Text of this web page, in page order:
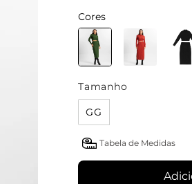
Cores
Tamanho
GG
Tabela de Medidas